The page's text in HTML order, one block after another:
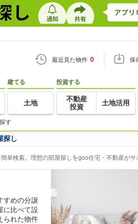
最近見た物件 0 保
建てる
土地
投資する
不動産
投資
土地活用
す
探し
単検索。理想の部屋探しをgoo住宅・不動産がサ
すめの分譲
に比べて設
られた物件